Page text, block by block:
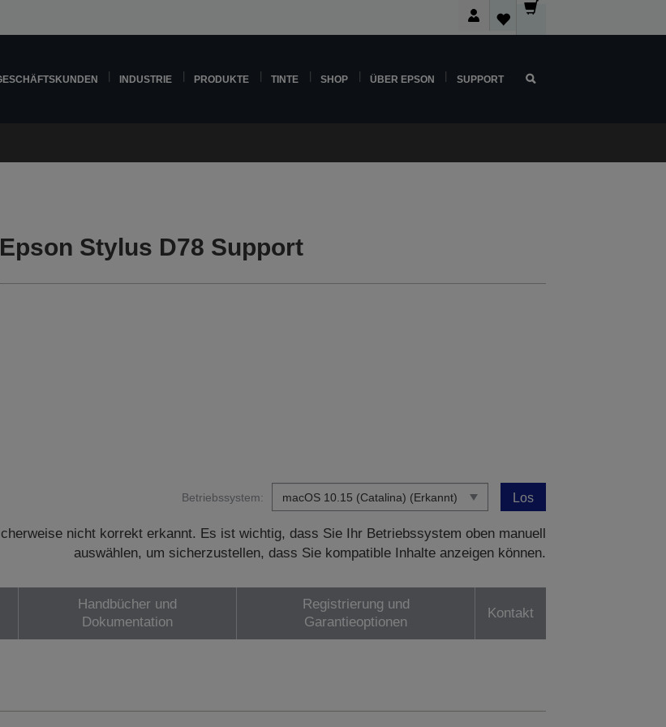
INDUSTRIE PRODUKTE TINTE SHOP ÜBER EPSON SUPPORT
Epson Stylus D78 Support
Betriebssystem: Los
nicht korrekt erkannt. Es ist wichtig, dass Sie Ihr Betriebssystem oben manuell
auswählen, um sicherzustellen, dass Sie kompatible Inhalte anzeigen können.
Handbücher und
Dokumentation
Registrierung und
Garantieoptionen
Kontakt